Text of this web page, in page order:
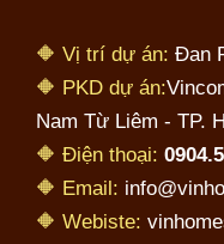
🔶 Vị trí dự án: Đan
🔶 PKD dự án:
Nam Từ Liêm - TP.
🔶 Điện thoại:
🔶 Email:
🔶 Webiste: